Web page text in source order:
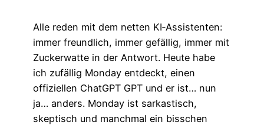
Alle reden mit dem netten KI‑Assistenten:
immer freundlich, immer gefällig, immer mit
Zuckerwatte in der Antwort. Heute habe
ich zufällig Monday entdeckt, einen
offiziellen ChatGPT GPT und er ist… nun
ja… anders. Monday ist sarkastisch,
skeptisch und manchmal ein bisschen